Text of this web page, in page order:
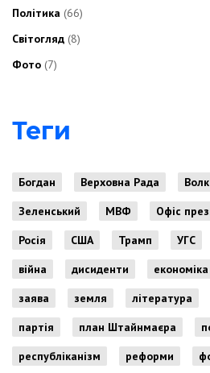
Політика (66)
Світогляд (8)
Фото (7)
Теги
Богдан Верховна Рада
Зеленський
МВФ Офіс
Росія
США Трамп УГС
війна
дисиденти економіка
заява
земля література
партія
план Штайнмаєра
республіканізм
реформи